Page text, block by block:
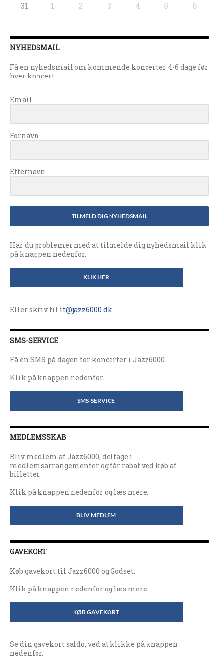
31 1 2 3 4 5 6
NYHEDSMAIL
Få en nyhedsmail om kommende koncerter 4-6 dage før
hver koncert.
Email
Fornavn
Efternavn
TILMELD DIG NYHEDSMAIL
Har du problemer med at tilmelde dig nyhedsmail klik
på knappen nedenfor.
KLIK HER
Eller skriv til it@jazz6000.dk
SMS-SERVICE
Få en SMS på dagen for koncerter i Jazz6000.
Klik på knappen nedenfor.
SMS-SERVICE
MEDLEMSSKAB
Bliv medlem af Jazz6000, deltage i
medlemsarrangementer og får rabat ved køb af
billetter.
Klik på knappen nedenfor og læs mere.
BLIV MEDLEM
GAVEKORT
Køb gavekort til Jazz6000 og Godset.
Klik på knappen nedenfor og læs mere.
KØB GAVEKORT
Se din gavekort saldo, ved at klikke på knappen
nedenfor.